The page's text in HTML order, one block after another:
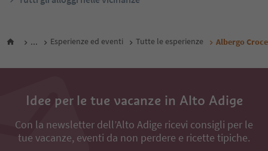
... Esperienze ed eventi Tutte le esperienze Albergo Croce
Idee per le tue vacanze in Alto Adige
Con la newsletter dell’Alto Adige ricevi consigli per le
tue vacanze, eventi da non perdere e ricette tipiche.